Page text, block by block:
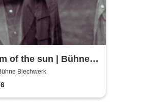
of the sun | Bühne
Blechwerk